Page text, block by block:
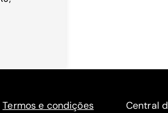
Termos e condições
Central